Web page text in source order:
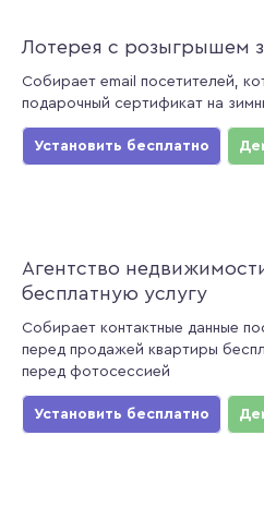
Лотерея с розыгрышем
Собирает email посетителей,
подарочный сертификат на
Установить бесплатно
Агентство
бесплатную услугу
Собирает контактные данные
перед продажей квартиры
перед фотосессией
Установить бесплатно